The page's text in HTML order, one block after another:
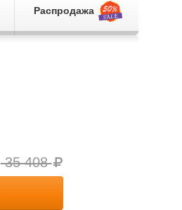
Распродажа
35 408